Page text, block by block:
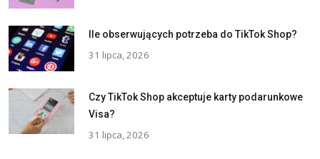
Ile obserwujących potrzeba do TikTok Shop?
31 lipca, 2026
Czy TikTok Shop akceptuje karty podarunkowe
Visa?
31 lipca, 2026